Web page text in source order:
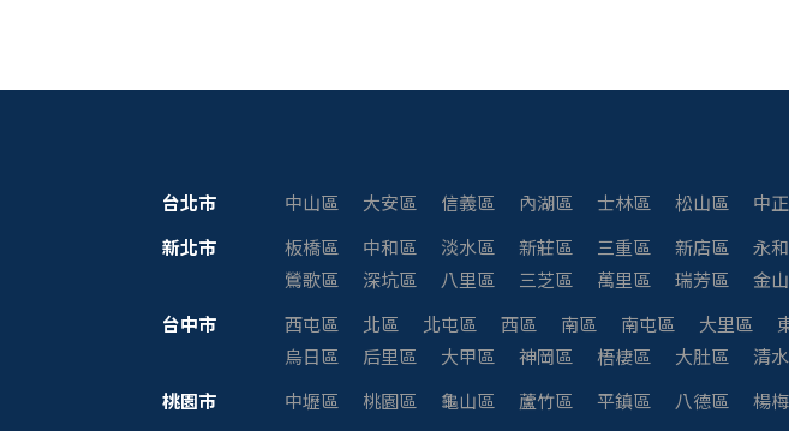
台北市 中山區 大安區 信義區 內湖區 士林區 松山區 中
新北市
板橋區 中和區 淡水區 新莊區 三重區 新店區 永
鶯歌區
深坑區 八里區 三芝區 萬里區 瑞芳區 金
台中市
西屯區 北區 北屯區 西區 南區 南屯區 大里區
烏日區
后里區 大甲區 神岡區 梧棲區 大肚區 清
桃園市
中壢區 桃園區 龜山區 蘆竹區 平鎮區 八德區 楊